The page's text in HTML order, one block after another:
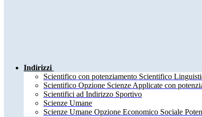
Indirizzi
Scientifico con potenziamento Scientifico
Scientifico Opzione Scienze Applicate con
Scientifici ad Indirizzo Sportivo
Scienze Umane
Scienze Umane Opzione Economico Sociale